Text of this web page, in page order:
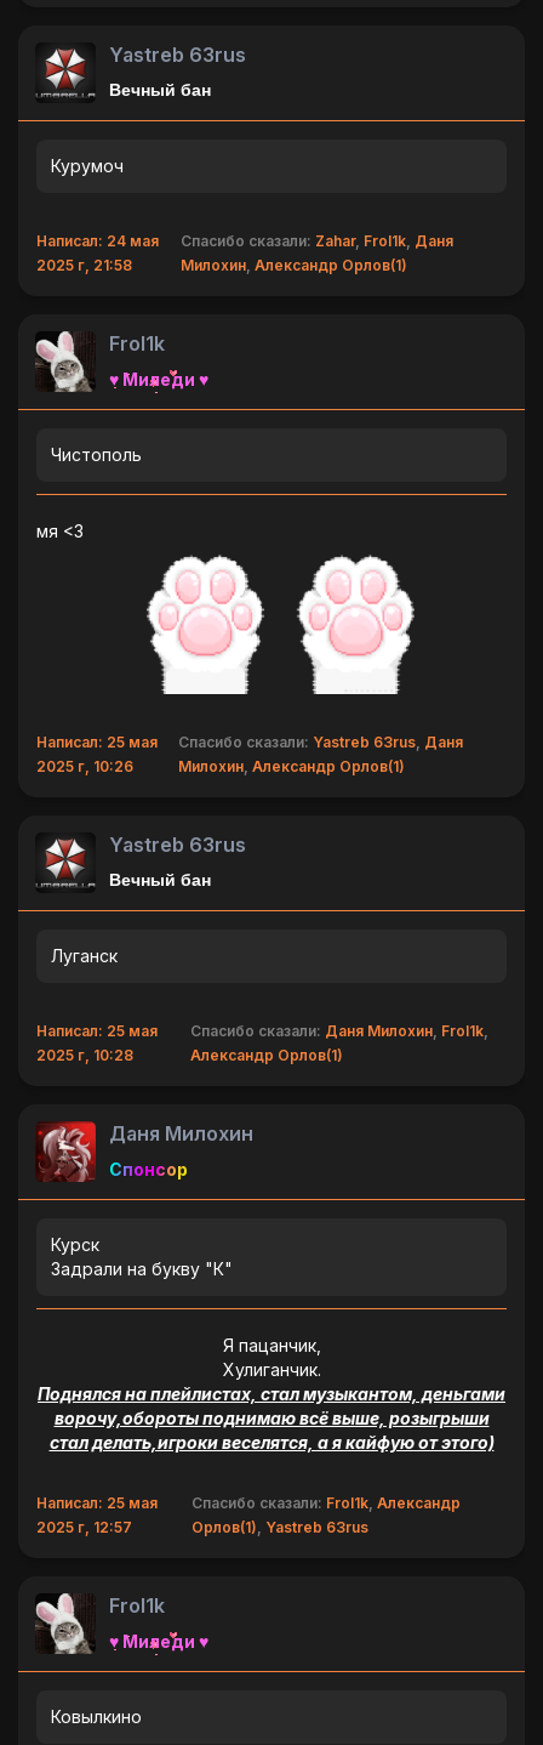
Yastreb 63rus
Вечный бан
Курумоч
Написал: 24 мая
2025 г, 21:58
Спасибо сказали: Zahar, Frol1k, Даня
Милохин, Александр Орлов(1)
Frol1k
♥ Миледи ♥
Чистополь
мя <3
Написал: 25 мая
2025 г, 10:26
Спасибо сказали: Yastreb 63rus, Даня
Милохин, Александр Орлов(1)
Yastreb 63rus
Вечный бан
Луганск
Написал: 25 мая
2025 г, 10:28
Спасибо сказали: Даня Милохин, Frol1k,
Александр Орлов(1)
Даня Милохин
Спонсор
Курск
Задрали на букву "К"
Я пацанчик,
Хулиганчик.
Поднялся на плейлистах, стал музыкантом, деньгами
ворочу,обороты поднимаю всё выше, розыгрыши
стал делать,игроки веселятся, а я кайфую от этого)
Написал: 25 мая
2025 г, 12:57
Спасибо сказали: Frol1k, Александр
Орлов(1), Yastreb 63rus
Frol1k
♥ Миледи ♥
Ковылкино